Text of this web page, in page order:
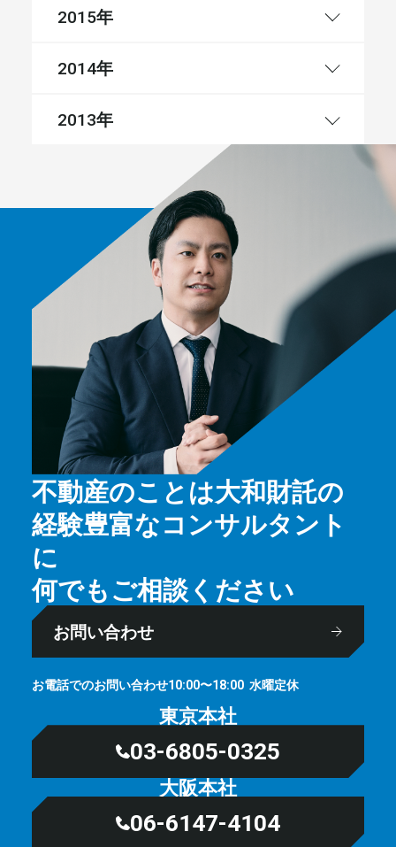
2015年
2014年
2013年
不動産のことは大和財託の
経験豊富なコンサルタント
に
何でもご相談ください
お問い合わせ
お電話でのお問い合わせ10:00〜18:00 ⽔曜定休
東京本社
03-6805-0325
大阪本社
06-6147-4104